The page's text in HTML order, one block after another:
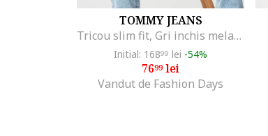
TOMMY JEANS
Tricou slim fit, Gri inchis melange
Initial: 16899 lei -54%
7699lei
Vandut de Fashion Days